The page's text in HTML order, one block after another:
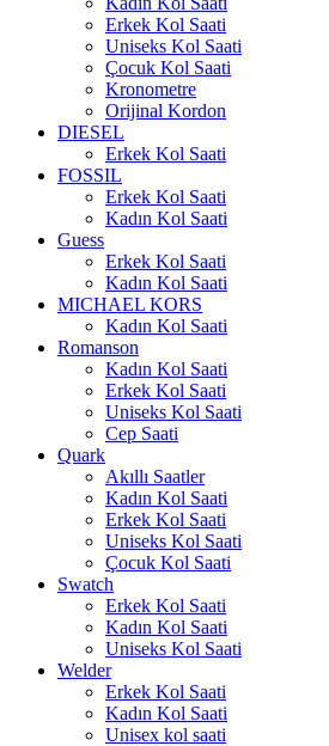
Erkek Kol Saati
Uniseks Kol Saati
Çocuk Kol Saati
Kronometre
Orijinal Kordon
DIESEL
Erkek Kol Saati
FOSSIL
Erkek Kol Saati
Kadın Kol Saati
Guess
Erkek Kol Saati
Kadın Kol Saati
MICHAEL KORS
Kadın Kol Saati
Romanson
Kadın Kol Saati
Erkek Kol Saati
Uniseks Kol Saati
Cep Saati
Quark
Akıllı Saatler
Kadın Kol Saati
Erkek Kol Saati
Uniseks Kol Saati
Çocuk Kol Saati
Swatch
Erkek Kol Saati
Kadın Kol Saati
Uniseks Kol Saati
Welder
Erkek Kol Saati
Kadın Kol Saati
Unisex kol saati